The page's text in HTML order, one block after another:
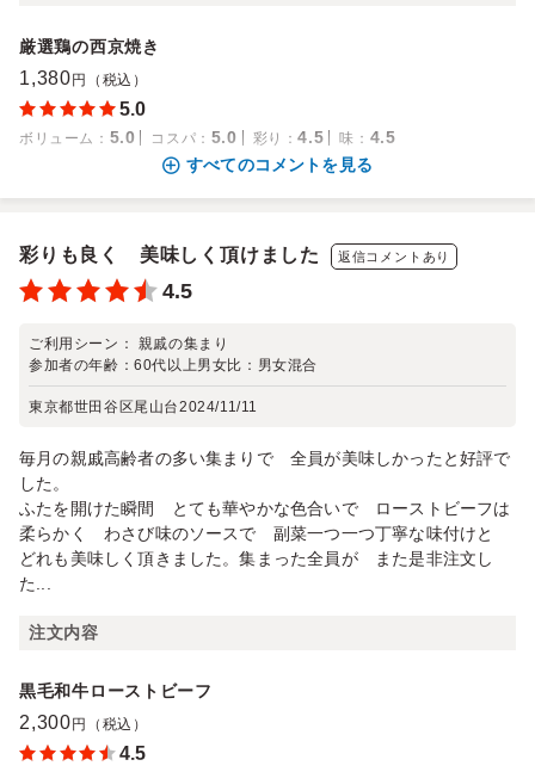
厳選鶏の西京焼き
1,380 円（税込）
5.0
ボリューム ： 5.0 コスパ ： 5.0 彩り ：4.5 味 ： 4.5
すべてのコメントを見る
彩りも良く 美味しく頂けました 返信コメントあり
4.5
ご利用シーン： 親戚の集まり
参加者の年齢：60代以上男女比： 男女混合
東京都世田谷区尾山台2024/11/11
毎月の親戚高齢者の多い集まりで 全員が美味しかったと好評で
した。
ふたを開けた瞬間 とても華やかな色合いで ローストビーフは
柔らかく わさび味のソースで 副菜一つ一つ丁寧な味付けと
どれも美味しく頂きました。集まった全員が また是非注文し
た...
注文内容
黒毛和牛ローストビーフ
2,300 円（税込）
4.5